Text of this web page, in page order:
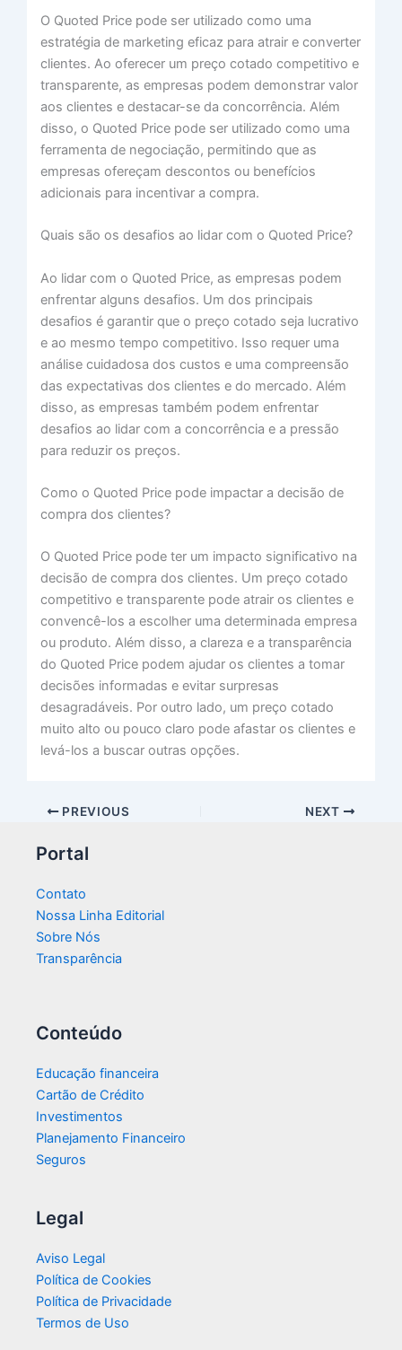
O Quoted Price pode ser utilizado como uma
estratégia de marketing eficaz para atrair e converter
clientes. Ao oferecer um preço cotado competitivo e
transparente, as empresas podem demonstrar valor
aos clientes e destacar-se da concorrência. Além
disso, o Quoted Price pode ser utilizado como uma
ferramenta de negociação, permitindo que as
empresas ofereçam descontos ou benefícios
adicionais para incentivar a compra.
Quais são os desafios ao lidar com o Quoted Price?
Ao lidar com o Quoted Price, as empresas podem
enfrentar alguns desafios. Um dos principais
desafios é garantir que o preço cotado seja lucrativo
e ao mesmo tempo competitivo. Isso requer uma
análise cuidadosa dos custos e uma compreensão
das expectativas dos clientes e do mercado. Além
disso, as empresas também podem enfrentar
desafios ao lidar com a concorrência e a pressão
para reduzir os preços.
Como o Quoted Price pode impactar a decisão de
compra dos clientes?
O Quoted Price pode ter um impacto significativo na
decisão de compra dos clientes. Um preço cotado
competitivo e transparente pode atrair os clientes e
convencê-los a escolher uma determinada empresa
ou produto. Além disso, a clareza e a transparência
do Quoted Price podem ajudar os clientes a tomar
decisões informadas e evitar surpresas
desagradáveis. Por outro lado, um preço cotado
muito alto ou pouco claro pode afastar os clientes e
levá-los a buscar outras opções.
PREVIOUS NEXT
Portal
Contato
Nossa Linha Editorial
Sobre Nós
Transparência​
Conteúdo
Educação financeira
Cartão de Crédito
Investimentos
Planejamento Financeiro
Seguros
Legal
Aviso Legal
Política de Cookies
Política de Privacidade
Termos de Uso